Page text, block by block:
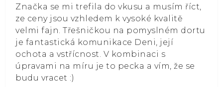
Značka se mi trefila do vkusu a musím říct,
ze ceny jsou vzhledem k vysoké kvalitě
velmi fajn. Třešničkou na pomyslném dortu
je fantastická komunikace Deni, její
ochota a vstřícnost. V kombinaci s
úpravami na míru je to pecka a vím, že se
budu vracet :)